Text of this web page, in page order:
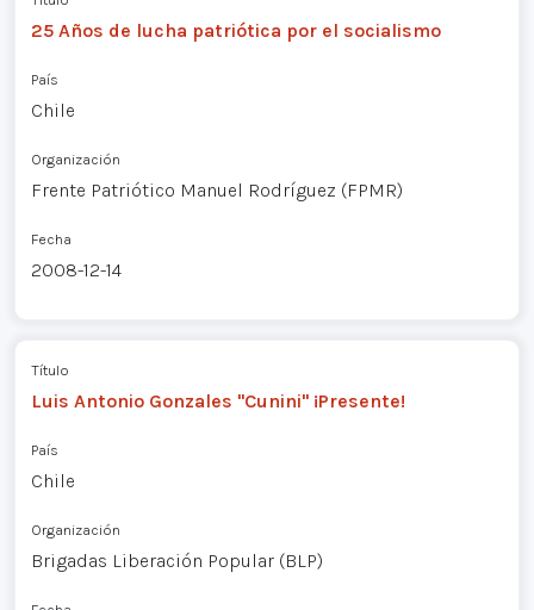
25 Años de lucha patriótica por el socialismo
País
Chile
Organización
Frente Patriótico Manuel Rodríguez (FPMR)
Fecha
2008-12-14
Título
Luis Antonio Gonzales "Cunini" ¡Presente!
País
Chile
Organización
Brigadas Liberación Popular (BLP)